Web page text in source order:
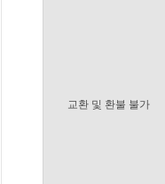
교환 및 환불 불가